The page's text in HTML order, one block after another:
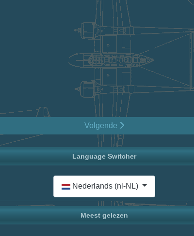
Volgende
Language Switcher
Selecteer de taal
Nederlands (nl-NL)
Meest gelezen